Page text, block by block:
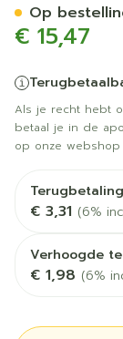
€ 15,47
Als je recht hebt
betaal je in de
op onze webshop
€ 3,31 (6%
Verhoogde
€ 1,98 (6%
Op